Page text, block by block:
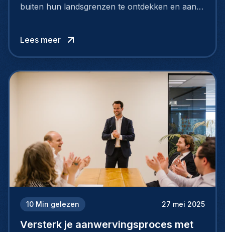
buiten hun landsgrenzen te ontdekken en aan
rekruteren.
Lees meer
10 Min gelezen 27 mei 2025
Versterk je aanwervingsproces met